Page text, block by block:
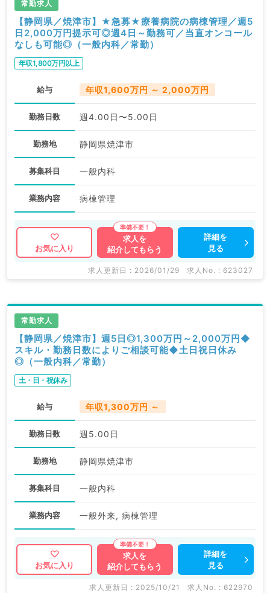
常勤求人
【静岡県／焼津市】★急募★療養病院の病棟管理／週5
日2,000万円提示可◎週4日～勤務可／当直オンコール
なしも可能◎（一般内科／常勤）
年収1,800万円以上
給与 年収1,600万円 ～ 2,000万円
勤務日数 週4.00日〜5.00日
勤務地 静岡県焼津市
募集科目 一般内科
業務内容 病棟管理
お気に入り
求人を
紹介してもらう
詳細を
見る
求人更新日 : 2026/01/29 求人No. : 623027
常勤求人
【静岡県／焼津市】週5日◎1,300万円～2,000万円◆
スキル・勤務日数によりご相談可能◆土日祝日休み
◎（一般内科／常勤）
土・日・祝休み
給与 年収1,300万円 ～
勤務日数 週5.00日
勤務地 静岡県焼津市
募集科目 一般内科
業務内容 一般外来, 病棟管理
お気に入り
求人を
紹介してもらう
詳細を
見る
求人更新日 : 2025/10/21 求人No. : 622970